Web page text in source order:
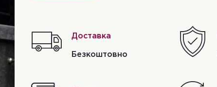
Доставка
Безкоштовно